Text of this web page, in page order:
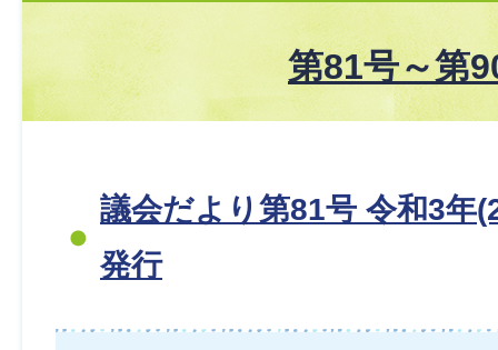
第81号～第
議会だより第81号 令和3年
発行